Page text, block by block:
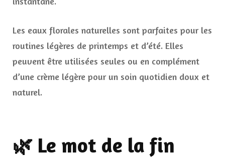
Les eaux florales naturelles sont parfaites pour les
routines légères de printemps et d’été. Elles
peuvent être utilisées seules ou en complément
d’une crème légère pour un soin quotidien doux et
naturel.
🌿 Le mot de la fin